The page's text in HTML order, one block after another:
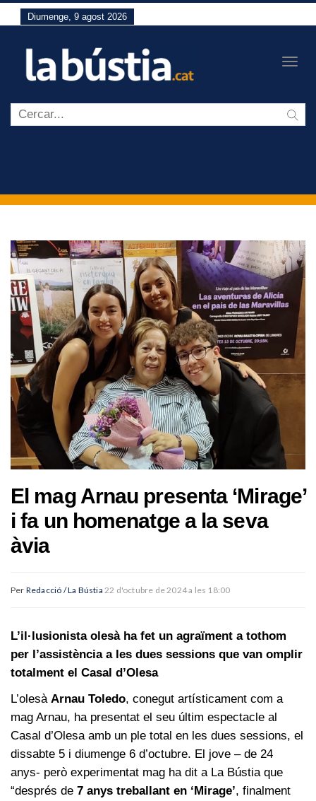
Diumenge, 9 agost 2026
El mag Arnau presenta ‘Mirage’
i fa un homenatge a la seva
àvia
Per Redacció / La Bústia 22 d'octubre de 2024 a les 18:00
L’il·lusionista olesà ha fet un agraïment a tothom
per l’assistència a les dues sessions que van omplir
totalment el Casal d’Olesa
L’olesà Arnau Toledo, conegut artísticament com a
mag Arnau, ha presentat el seu últim espectacle al
Casal d’Olesa amb un ple total en les dues sessions, el
dissabte 5 i diumenge 6 d’octubre. El jove – de 24
anys- però experimentat mag ha dit a La Bústia que
“després de 7 anys treballant en ‘Mirage’, finalment